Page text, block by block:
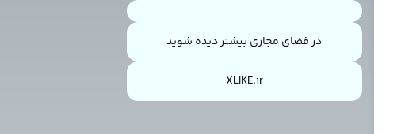
در فضای مجازی بیشتر دیده شوید
XLIKE.ir